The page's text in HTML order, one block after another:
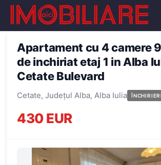
← Înapoi la oferte
Apartament cu 4 camere
de inchiriat etaj 1 in Alba
Cetate Bulevard
Cetate, Județul Alba, Alba Iulia
430 EUR